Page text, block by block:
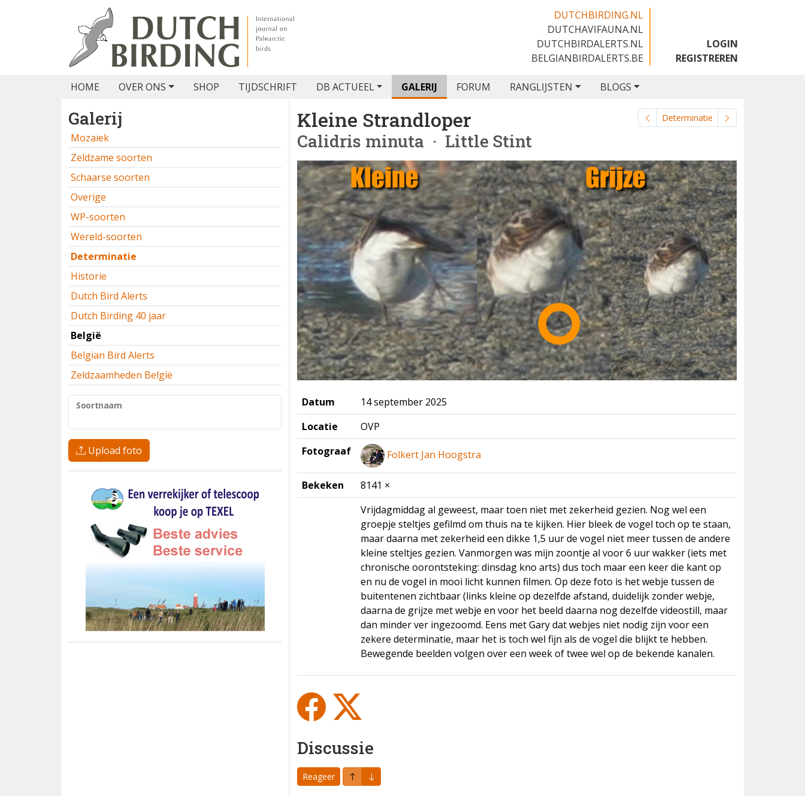
DUTCHBIRDING.NL
DUTCHAVIFAUNA.NL
DUTCHBIRDALERTS.NL
BELGIANBIRDALERTS.BE
LOGIN
REGISTREREN
HOME OVER ONS SHOP TIJDSCHRIFT DB ACTUEEL GALERIJ FORUM RANGLIJSTEN BLOGS
Galerij
Mozaïek
Zeldzame soorten
Schaarse soorten
Overige
WP-soorten
Wereld-soorten
Determinatie
Historie
Dutch Bird Alerts
Dutch Birding 40 jaar
België
Belgian Bird Alerts
Zeldzaamheden België
Soortnaam
Upload foto
Kleine Strandloper
Calidris minuta · Little Stint
Determinatie
Datum
14 september 2025
Locatie
OVP
Fotograaf
Folkert Jan Hoogstra
Bekeken
8141 ×
Vrijdagmiddag al geweest, maar toen niet met zekerheid gezien. Nog wel een
groepje steltjes gefilmd om thuis na te kijken. Hier bleek de vogel toch op te staan,
maar daarna met zekerheid een dikke 1,5 uur de vogel niet meer tussen de andere
kleine steltjes gezien. Vanmorgen was mijn zoontje al voor 6 uur wakker (iets met
chronische oorontsteking: dinsdag kno arts) dus toch maar een keer die kant op
en nu de vogel in mooi licht kunnen filmen. Op deze foto is het webje tussen de
buitentenen zichtbaar (links kleine op dezelfde afstand, duidelijk zonder webje,
daarna de grijze met webje en voor het beeld daarna nog dezelfde videostill, maar
dan minder ver ingezoomd. Eens met Gary dat webjes niet nodig zijn voor een
zekere determinatie, maar het is toch wel fijn als de vogel die blijkt te hebben.
Bewegende beelden volgen over een week of twee wel op de bekende kanalen.
Discussie
Reageer